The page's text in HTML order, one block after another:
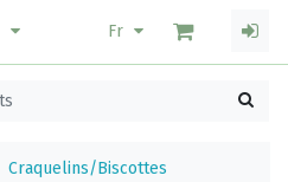
Fr
Craquelins/Biscottes